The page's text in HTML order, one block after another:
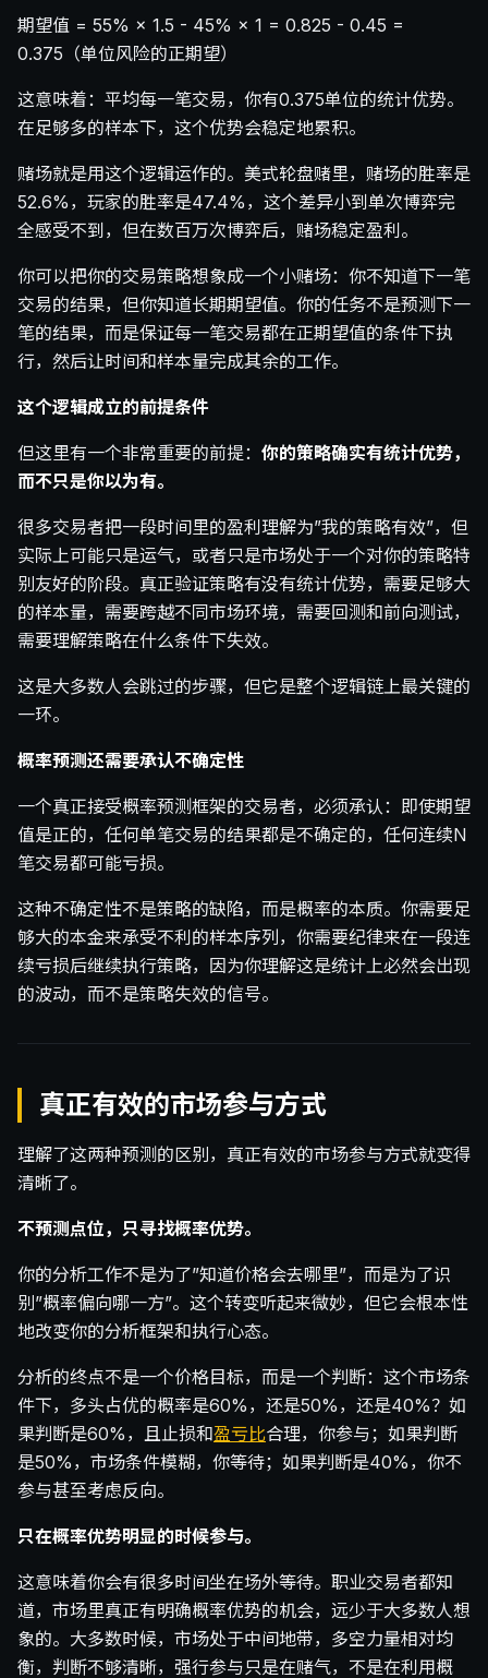
期望值 = 55% × 1.5 - 45% × 1 = 0.825 - 0.45 =
0.375（单位风险的正期望）
这意味着：平均每一笔交易，你有0.375单位的统计优势。
在足够多的样本下，这个优势会稳定地累积。
赌场就是用这个逻辑运作的。美式轮盘赌里，赌场的胜率是
52.6%，玩家的胜率是47.4%，这个差异小到单次博弈完
全感受不到，但在数百万次博弈后，赌场稳定盈利。
你可以把你的交易策略想象成一个小赌场：你不知道下一笔
交易的结果，但你知道长期期望值。你的任务不是预测下一
笔的结果，而是保证每一笔交易都在正期望值的条件下执
行，然后让时间和样本量完成其余的工作。
这个逻辑成立的前提条件
但这里有一个非常重要的前提： 你的策略确实有统计优势，
而不只是你以为有。
很多交易者把一段时间里的盈利理解为”我的策略有效”，但
实际上可能只是运气，或者只是市场处于一个对你的策略特
别友好的阶段。真正验证策略有没有统计优势，需要足够大
的样本量，需要跨越不同市场环境，需要回测和前向测试，
需要理解策略在什么条件下失效。
这是大多数人会跳过的步骤，但它是整个逻辑链上最关键的
一环。
概率预测还需要承认不确定性
一个真正接受概率预测框架的交易者，必须承认：即使期望
值是正的，任何单笔交易的结果都是不确定的，任何连续N
笔交易都可能亏损。
这种不确定性不是策略的缺陷，而是概率的本质。你需要足
够大的本金来承受不利的样本序列，你需要纪律来在一段连
续亏损后继续执行策略，因为你理解这是统计上必然会出现
的波动，而不是策略失效的信号。
真正有效的市场参与方式
理解了这两种预测的区别，真正有效的市场参与方式就变得
清晰了。
不预测点位，只寻找概率优势。
你的分析工作不是为了”知道价格会去哪里”，而是为了识
别”概率偏向哪一方”。这个转变听起来微妙，但它会根本性
地改变你的分析框架和执行心态。
分析的终点不是一个价格目标，而是一个判断：这个市场条
件下，多头占优的概率是60%，还是50%，还是40%？如
果判断是60%，且止损和盈亏比合理，你参与；如果判断
是50%，市场条件模糊，你等待；如果判断是40%，你不
参与甚至考虑反向。
只在概率优势明显的时候参与。
这意味着你会有很多时间坐在场外等待。职业交易者都知
道，市场里真正有明确概率优势的机会，远少于大多数人想
象的。大多数时候，市场处于中间地带，多空力量相对均
衡，判断不够清晰，强行参与只是在赌气，不是在利用概